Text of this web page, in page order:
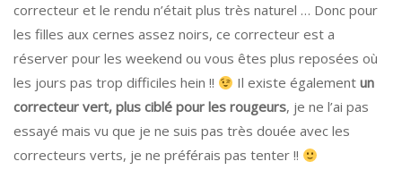
correcteur et le rendu n’était plus très naturel … Donc pour
les filles aux cernes assez noirs, ce correcteur est a
réserver pour les weekend ou vous êtes plus reposées où
les jours pas trop difficiles hein !!
Il existe égalementun
correcteur vert, plus ciblé pour les rougeurs, je ne l’ai pas
essayé mais vu que je ne suis pas très douée avec les
correcteurs verts, je ne préférais pas tenter !!